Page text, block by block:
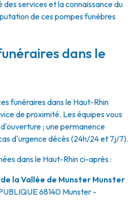
des services et la connaissance du
de ces pompes funèbres
dans le
funéraires dans le Haut-Rhin
de proximité. Les équipes vous
; une permanence
d'urgence décès (24h/24 et 7j/7).
dans le Haut-Rhin ci-après :
la Vallée de Munster Munster
68140 Munster -